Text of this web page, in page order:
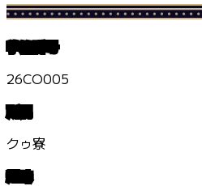
学籍番号
26CO005
所属
クゥ寮
趣味